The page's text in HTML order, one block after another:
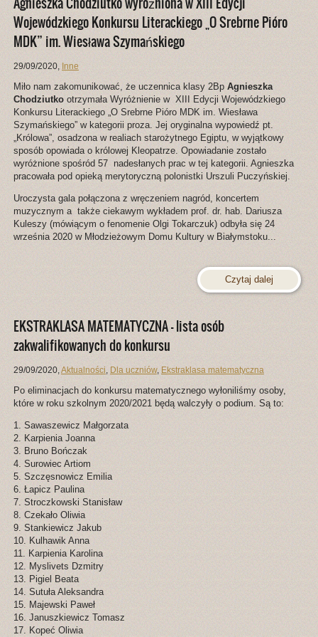
Wojewódzkiego Konkursu Literackiego „O Srebrne Pióro
MDK” im. Wiesława Szymańskiego
29/09/2020, Inne
Miło nam zakomunikować, że uczennica klasy 2Bp Agnieszka
Chodziutko otrzymała Wyróżnienie w XIII Edycji Wojewódzkiego
Konkursu Literackiego „O Srebrne Pióro MDK im. Wiesława
Szymańskiego” w kategorii proza. Jej oryginalna wypowiedź pt.
„Królowa”, osadzona w realiach starożytnego Egiptu, w wyjątkowy
sposób opowiada o królowej Kleopatrze. Opowiadanie zostało
wyróżnione spośród 57 nadesłanych prac w tej kategorii. Agnieszka
pracowała pod opieką merytoryczną polonistki Urszuli Puczyńskiej.
Uroczysta gala połączona z wręczeniem nagród, koncertem
muzycznym a także ciekawym wykładem prof. dr. hab. Dariusza
Kuleszy (mówiącym o fenomenie Olgi Tokarczuk) odbyła się 24
września 2020 w Młodzieżowym Domu Kultury w Białymstoku...
Czytaj dalej
EKSTRAKLASA MATEMATYCZNA – lista osób
zakwalifikowanych do konkursu
29/09/2020,Aktualności, Dla uczniów, Ekstraklasa matematyczna
Po eliminacjach do konkursu matematycznego wyłoniliśmy osoby,
które w roku szkolnym 2020/2021 będą walczyły o podium. Są to:
1. Sawaszewicz Małgorzata
2. Karpienia Joanna
3. Bruno Bończak
4. Surowiec Artiom
5. Szczęsnowicz Emilia
6. Łapicz Paulina
7. Stroczkowski Stanisław
8. Czekało Oliwia
9. Stankiewicz Jakub
10. Kulhawik Anna
11. Karpienia Karolina
12. Myslivets Dzmitry
13. Pigiel Beata
14. Sutuła Aleksandra
15. Majewski Paweł
16. Januszkiewicz Tomasz
17. Kopeć Oliwia